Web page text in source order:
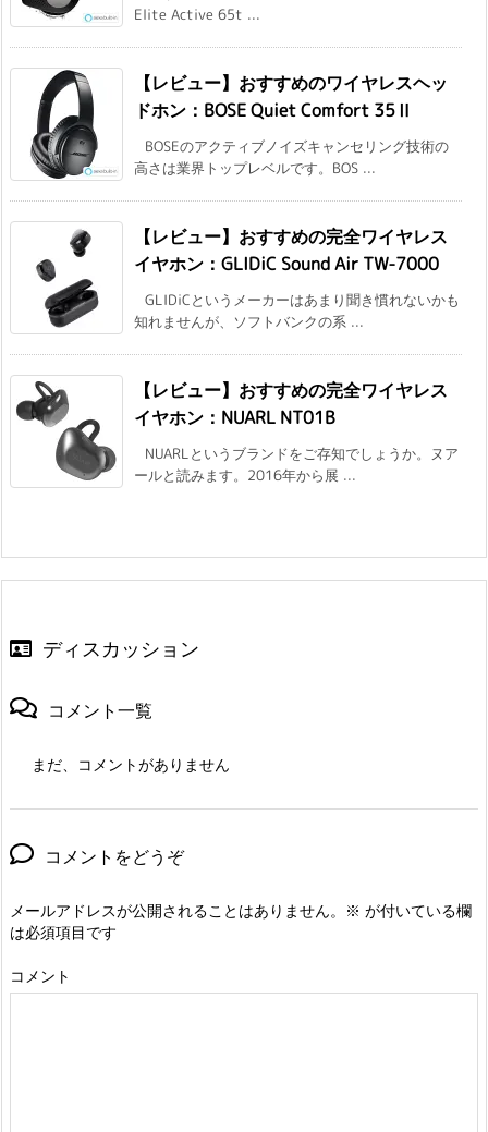
Elite Active 65t ...
【レビュー】おすすめのワイヤレスヘッ
ドホン：BOSE Quiet Comfort 35Ⅱ
BOSEのアクティブノイズキャンセリング技術の
高さは業界トップレベルです。BOS ...
【レビュー】おすすめの完全ワイヤレス
イヤホン：GLIDiC Sound Air TW-7000
GLIDiCというメーカーはあまり聞き慣れないかも
知れませんが、ソフトバンクの系 ...
【レビュー】おすすめの完全ワイヤレス
イヤホン：NUARL NT01B
NUARLというブランドをご存知でしょうか。ヌア
ールと読みます。2016年から展 ...
ディスカッション
コメント一覧
まだ、コメントがありません
コメントをどうぞ
メールアドレスが公開されることはありません。 ※ が付いている欄
は必須項目です
コメント